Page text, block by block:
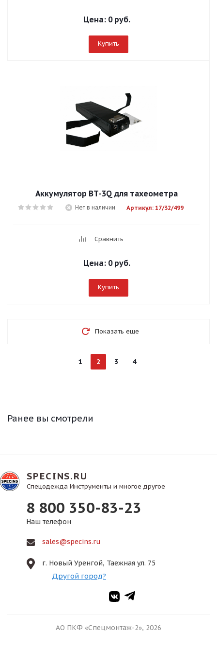
Цена: 0 руб.
Купить
Аккумулятор ВТ-3Q для тахеометра
Нет в наличии Артикул: 17/32/499
Сравнить
Цена: 0 руб.
Купить
Показать еще
1 2 3 4
Ранее вы смотрели
SPECINS.RU
Спецодежда Инструменты и многое другое
8 800 350-83-23
Наш телефон
sales@specins.ru
г. Новый Уренгой, Таежная ул. 75
Другой город?
АО ПКФ «Спецмонтаж-2», 2026